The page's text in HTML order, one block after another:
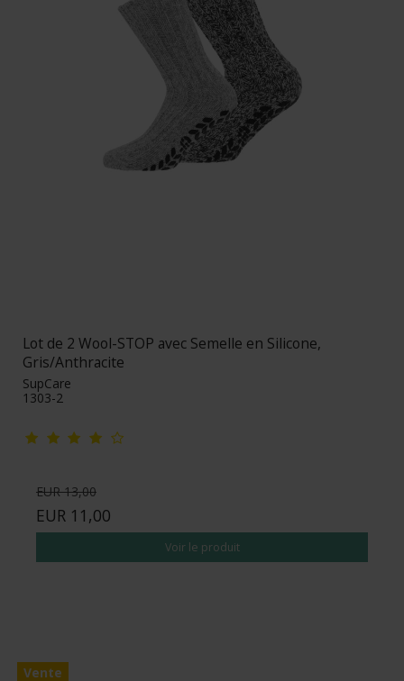
Lot de 2 Wool-STOP avec Semelle en Silicone,
Gris/Anthracite
SupCare
1303-2
EUR 13,00
EUR 11,00
Voir le produit
Vente